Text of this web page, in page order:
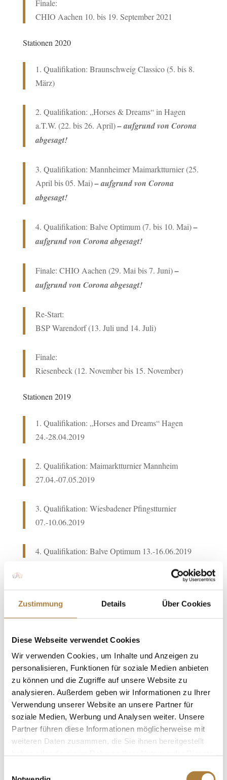
Zustimmung Details Über Cookies
Diese Webseite verwendet Cookies
Wir verwenden Cookies, um Inhalte und Anzeigen zu
personalisieren, Funktionen für soziale Medien anbieten
zu können und die Zugriffe auf unsere Website zu
analysieren. Außerdem geben wir Informationen zu Ihrer
Verwendung unserer Website an unsere Partner für
soziale Medien, Werbung und Analysen weiter. Unsere
Partner führen diese Informationen möglicherweise mit
weiteren Daten zusammen, die Sie ihnen bereitgestellt
Finale:
CHIO Aachen 10. bis 19. September 2021
Stationen 2020
1. Qualifikation: Braunschweig Classico (5. bis 8.
März)
2. Qualifikation: „Horses & Dreams“ in Hagen
a.T.W. (22. bis 26. April)– aufgrund von Corona
abgesagt!
3. Qualifikation: Mannheimer Maimarktturnier (25.
April bis 05. Mai)– aufgrund von Corona
abgesagt!
4. Qualifikation: Balve Optimum (7. bis 10. Mai)–
aufgrund von Corona abgesagt!
Finale: CHIO Aachen (29. Mai bis 7. Juni)–
aufgrund von Corona abgesagt!
Re-Start:
BSP Warendorf (13. Juli und 14. Juli)
Finale:
Riesenbeck (12. November bis 15. November)
Stationen 2019
1. Qualifikation: „Horses and Dreams“ Hagen
24.-28.04.2019
2. Qualifikation: Maimarktturnier Mannheim
27.04.-07.05.2019
3. Qualifikation: Wiesbadener Pfingstturnier
07.-10.06.2019
4. Qualifikation: Balve Optimum 13.-16.06.2019
Stationen 2018
04.-08.05.2018
2. Qualifikation:
Wiesbadener Pfingstturnier
18.-21.05.2018
3. Qualifikation:Balve Optimum 07.-10.06.2018
Finale:CHIO Aachen 18.-22.07.2018